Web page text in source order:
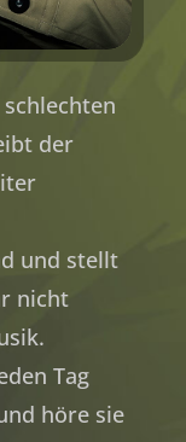
der
und stellt
nicht
Tag
höre sie